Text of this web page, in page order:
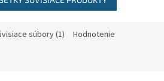
súbory (1) Hodnotenie